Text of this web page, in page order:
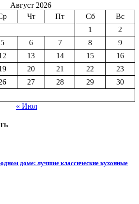
Август 2026
Чт Пт Сб
Вс
1
2
5 6 7 8
9
13 14 15
16
20 21 22
23
27 28 29
30
« Июл
доме: лучшие классические кухонные